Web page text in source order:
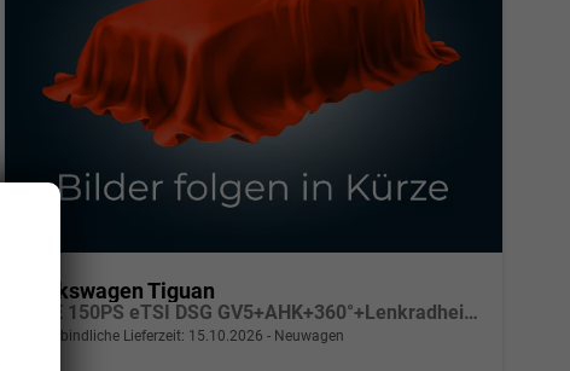
Volkswagen Tiguan
LIFE 150PS eTSI DSG GV5+AHK+360°+Lenkradheiz+IQ.Drive+ACC+App+eHeck+LED
unverbindliche Lieferzeit: 15.10.2026 Neuwagen